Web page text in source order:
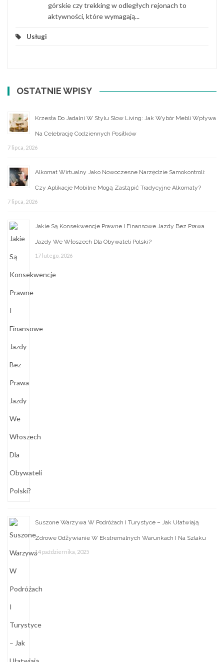
górskie czy trekking w odległych rejonach to
aktywności, które wymagają...
Usługi
OSTATNIE WPISY
Krzesła Do Jadalni W Stylu Slow Living: Jak Wybór Mebli Wpływa
Na Celebrację Codziennych Posiłków
7 lipca, 2026
Alkomat Wirtualny Jako Nowoczesne Narzędzie Samokontroli:
Czy Aplikacje Mobilne Mogą Zastąpić Tradycyjne Alkomaty?
7 lipca, 2026
Jakie Są Konsekwencje Prawne I Finansowe Jazdy Bez Prawa
Jazdy We Włoszech Dla Obywateli Polski?
17 lutego, 2026
Suszone Warzywa W Podróżach I Turystyce – Jak Ułatwiają
Zdrowe Odżywianie W Ekstremalnych Warunkach I Na Szlaku
14 października, 2025